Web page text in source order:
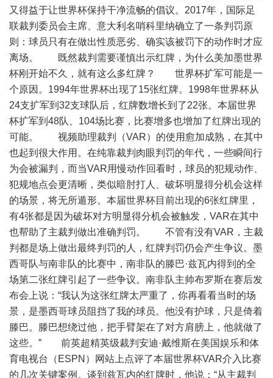
又得益于让世界杯保持干净流畅的倡议。2017年，国际足
联裁判委员会主席、意大利名哨科里纳确立了一条判罚原
则：球员只有在做出性质恶劣、确实该被罚下的动作时才应
离场。 既然裁判需要谨慎出示红牌，为什么美加墨世界
杯刚开始不久，就有这么多红牌？ 世界杯扩军可能是一
个原因。1994年世界杯出现了15张红牌。1998年世界杯从
24支扩军到32支球队后，红牌数增长到了22张。本届世界
杯扩军到48队、104场比赛，比赛增多也增加了红牌出现的
可能。 视频助理裁判（VAR）的使用愈加成熟，在其中
也起到很大作用。在纯靠裁判肉眼判罚的年代，一些瞬间行
为会被漏判，而当VAR用慢动作回看时，球员的犯规动作、
犯规地点会更清晰，类似暗肘打人、破坏明显得分机会这样
的场景，将无所遁形。本届世界杯目前出现的6张红牌里，
有4张都是因为破坏对方明显得分机会被触发，VAR在其中
也帮助了主裁判做出准确判罚。 不管有没有VAR，主裁
判都是场上做出最终判罚的人，红牌判罚仍会产生争议。墨
西哥队与南非队的比赛中，南非队的滕巴·兹瓦内得到的全
场第二张红牌引起了一些争议。南非队主帅布罗斯在赛后发
布会上说：“我认为这张红牌太严重了，你再看看当时的场
景，是墨西哥球员阻挡了我的球员。他没有护球，只是倚着
滕巴。滕巴想绕过他，把手臂架在了对方肩膀上，他就做了
这些。” 前英超精英级裁判安迪·戴维斯在美国娱乐和体
育电视台（ESPN）网站上点评了本届世界杯VAR介入比赛
的几次关键案例。谈到兹瓦内的红牌时，他说：“从主裁判